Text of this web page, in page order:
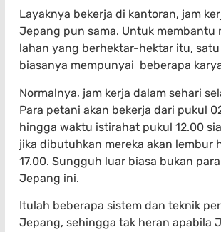
Layaknya bekerja di kantoran, jam
Jepang pun sama. Untuk membantu
lahan yang berhektar-hektar itu,
biasanya mempunyai beberapa
Normalnya, jam kerja dalam sehari
Para petani akan bekerja dari pukul
hingga waktu istirahat pukul 12.00
jika dibutuhkan mereka akan lembur
17.00. Sungguh luar biasa bukan
Jepang ini.
Itulah beberapa sistem dan teknik
Jepang, sehingga tak heran apabila